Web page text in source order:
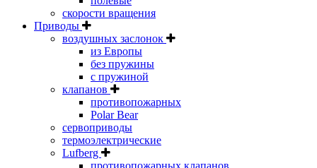
скорости вращения
Приводы
воздушных заслонок
из Европы
без пружины
с пружиной
клапанов
противопожарных
Polar Bear
сервоприводы
термоэлектрические
Lufberg
противопожарных клапанов